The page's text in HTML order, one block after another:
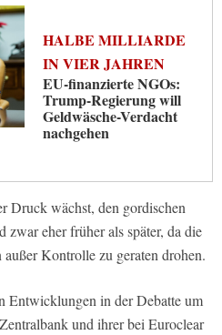
HALBE MILLIARDE
IN VIER JAHREN
EU-finanzierte NGOs:
Trump-Regierung will
Geldwäsche-Verdacht
nachgehen
Druck wächst, den gordischen
eher früher als später, da die
Kontrolle zu geraten drohen.
Entwicklungen in der Debatte um
und ihrer bei Euroclear